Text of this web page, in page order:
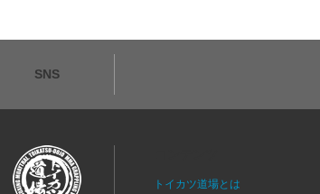
SNS
トイカツ道場とは